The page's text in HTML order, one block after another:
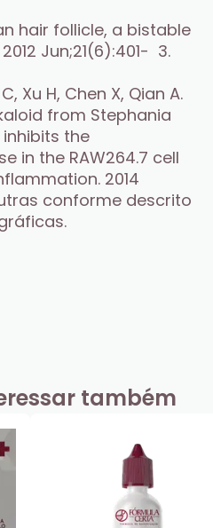
hair follicle, a bistable
Jun;21(6):401-  3.
Xu H, Chen X, Qian A.
from Stephania
the
in the RAW264.7 cell
2014
conforme descrito
também